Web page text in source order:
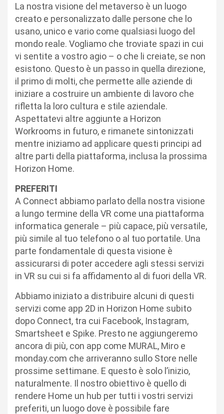
La nostra visione del metaverso è un luogo
creato e personalizzato dalle persone che lo
usano, unico e vario come qualsiasi luogo del
mondo reale. Vogliamo che troviate spazi in cui
vi sentite a vostro agio – o che li creiate, se non
esistono. Questo è un passo in quella direzione,
il primo di molti, che permette alle aziende di
iniziare a costruire un ambiente di lavoro che
rifletta la loro cultura e stile aziendale.
Aspettatevi altre aggiunte a Horizon
Workrooms in futuro, e rimanete sintonizzati
mentre iniziamo ad applicare questi principi ad
altre parti della piattaforma, inclusa la prossima
Horizon Home.
PREFERITI
A Connect abbiamo parlato della nostra visione
a lungo termine della VR come una piattaforma
informatica generale – più capace, più versatile,
più simile al tuo telefono o al tuo portatile. Una
parte fondamentale di questa visione è
assicurarsi di poter accedere agli stessi servizi
in VR su cui si fa affidamento al di fuori della VR.
Abbiamo iniziato a distribuire alcuni di questi
servizi come app 2D in Horizon Home subito
dopo Connect, tra cui Facebook, Instagram,
Smartsheet e Spike. Presto ne aggiungeremo
ancora di più, con app come MURAL, Miro e
monday.com che arriveranno sullo Store nelle
prossime settimane. E questo è solo l’inizio,
naturalmente. Il nostro obiettivo è quello di
rendere Home un hub per tutti i vostri servizi
preferiti, un luogo dove è possibile fare